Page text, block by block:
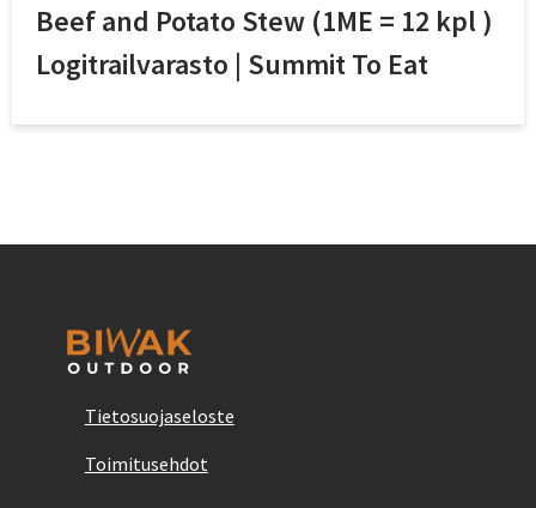
Beef and Potato Stew (1ME = 12 kpl )
Logitrailvarasto | Summit To Eat
Tietosuojaseloste
Toimitusehdot